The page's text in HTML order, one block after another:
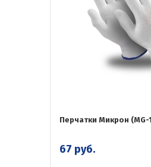
Перчатки Микрон (MG-
67 руб.